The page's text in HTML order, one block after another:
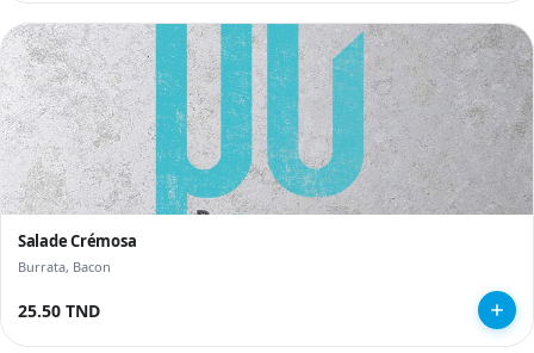
Salade Crémosa
Burrata, Bacon
25.50 TND